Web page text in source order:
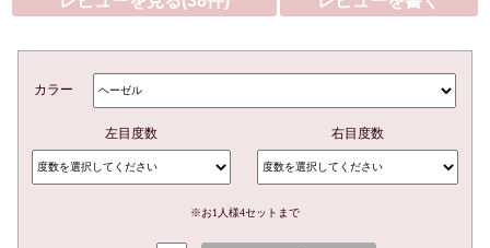
カラー
左目度数 右目度数
※お1人様4セットまで